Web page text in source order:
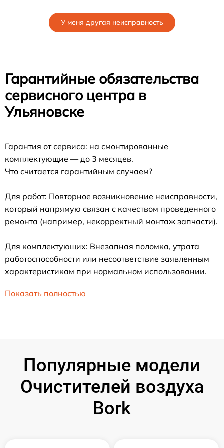
У меня другая неисправность
Гарантийные обязательства
сервисного центра в
Ульяновске
Гарантия от сервиса: на смонтированные
комплектующие — до 3 месяцев.
Что считается гарантийным случаем?
Для работ: Повторное возникновение неисправности,
который напрямую связан с качеством проведенного
ремонта (например, некорректный монтаж запчасти).
Для комплектующих: Внезапная поломка, утрата
работоспособности или несоответствие заявленным
характеристикам при нормальном использовании.
Показать полностью
Популярные модели
Очистителей воздуха
Bork